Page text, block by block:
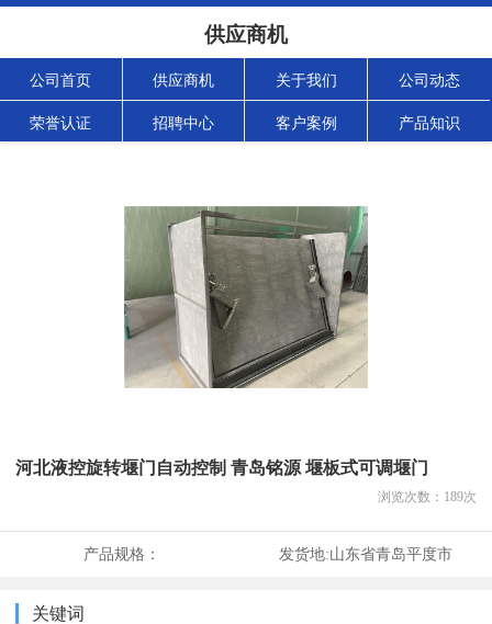
供应商机
公司首页 供应商机 关于我们 公司动态
荣誉认证 招聘中心 客户案例 产品知识
河北液控旋转堰门自动控制 青岛铭源 堰板式可调堰门
浏览次数： 189次
产品规格： 发货地:山东省青岛平度市
关键词